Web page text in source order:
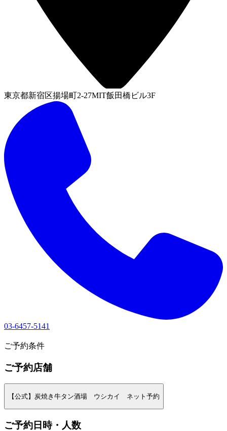
東京都新宿区揚場町2-27MIT飯田橋ビル3F
03-6457-5141
ご予約条件
ご予約店舗
【公式】炭焼き牛タン酒場 ウシカイ ネット予約
ご予約日時・人数